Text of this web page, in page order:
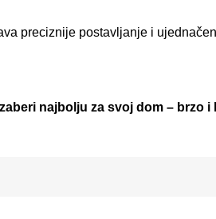
preciznije postavljanje i
najbolju za svoj dom – brzo i